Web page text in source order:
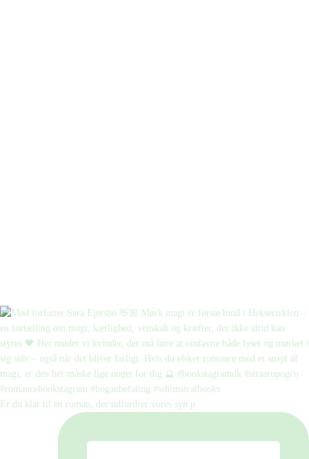
Er du klar til en roman, der udfordrer vores syn p